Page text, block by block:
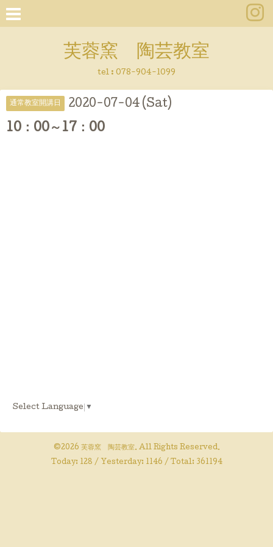
芙蓉窯 陶芸教室
tel : 078-904-1099
通常教室開講日 2020-07-04 (Sat)
10：00～17：00
Select Language ▼
©2026 芙蓉窯 陶芸教室. All Rights Reserved.
Today: 128 / Yesterday: 1146 / Total: 361194